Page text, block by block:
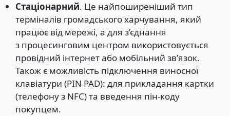
Стаціонарний. Це найпоширеніший тип
терміналів громадського харчування, який
працює від мережі, а для з’єднання
з процесинговим центром використовується
провідний інтернет або мобільний зв’язок.
Також є можливість підключення виносної
клавіатури (PIN PAD): для прикладання картки
(телефону з NFC) та введення пін-коду
покупцем.